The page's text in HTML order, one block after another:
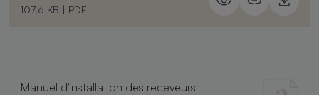
107.6 KB | PDF
Manuel d'installation des receveurs